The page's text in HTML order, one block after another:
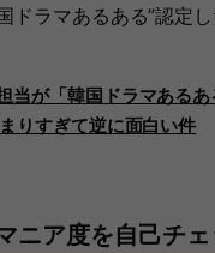
ドラマあるある”認定
当が「韓国ドラマある
りすぎて逆に面白い件
ニア度を自己チェ